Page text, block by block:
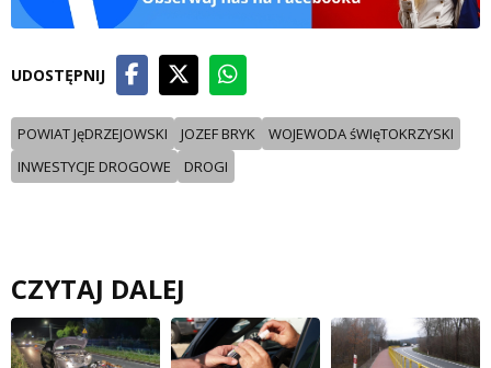
UDOSTĘPNIJ
POWIAT JęDRZEJOWSKI JOZEF BRYK
WOJEWODA śWIęTOKRZYSKI
INWESTYCJE DROGOWE
DROGI
CZYTAJ DALEJ